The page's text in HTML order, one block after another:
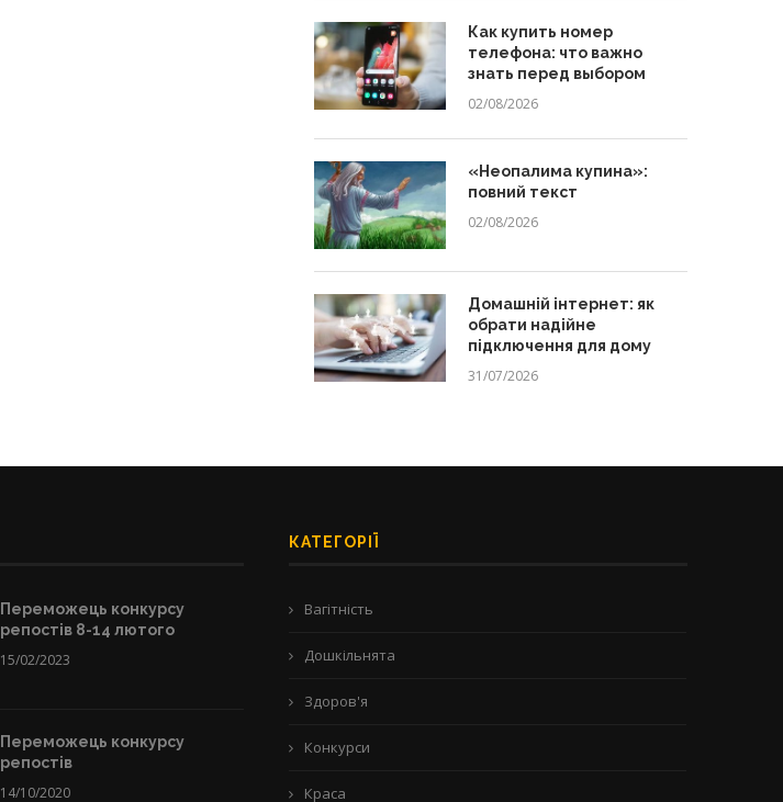
Как купить номер
телефона: что важно
знать перед выбором
02/08/2026
«Неопалима купина»:
повний текст
02/08/2026
Домашній інтернет: як
обрати надійне
підключення для дому
31/07/2026
Переможець конкурсу
репостів 8-14 лютого
15/02/2023
Переможець конкурсу
репостів
14/10/2020
КАТЕГОРІЇ
Вагітність
Дошкільнята
Здоров'я
Конкурси
Краса